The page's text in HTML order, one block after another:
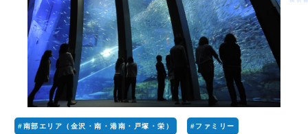
#南部エリア（金沢・南・港南・戸塚・栄） #ファミリー